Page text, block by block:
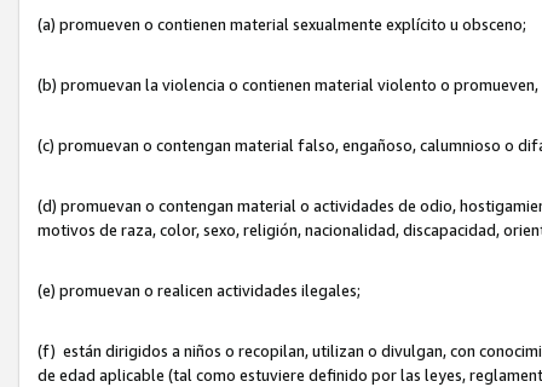
(a) promueven o contienen material sexualmente explícito u obsceno;
(b) promuevan la violencia o contienen material violento o
(c) promuevan o contengan material falso, engañoso, calumnioso o
(d) promuevan o contengan material o actividades de odio,
motivos de raza, color, sexo, religión, nacionalidad, discapacidad,
(e) promuevan o realicen actividades ilegales;
(f) están dirigidos a niños o recopilan, utilizan o divulgan, con
de edad aplicable (tal como estuviere definido por las leyes,